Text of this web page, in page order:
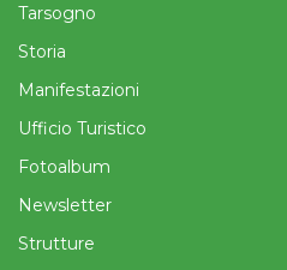
Tarsogno
Storia
Manifestazioni
Ufficio Turistico
Fotoalbum
Newsletter
Strutture